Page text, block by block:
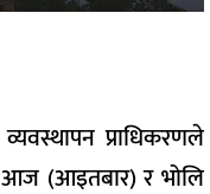
प्राधिकरणले
आज (आइतबार) र भोलि